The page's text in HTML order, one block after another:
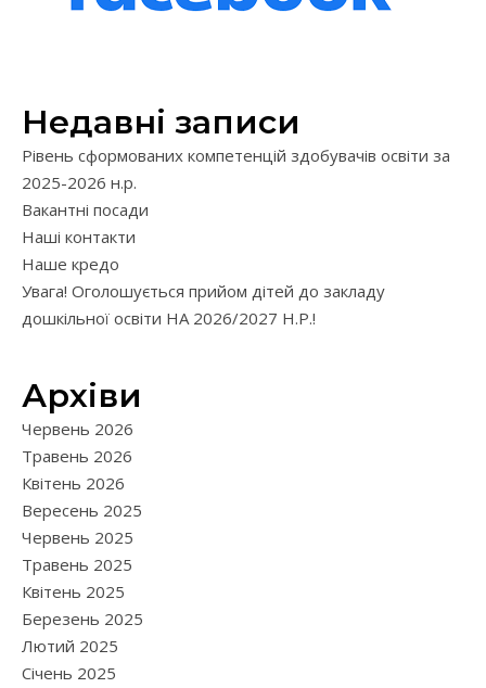
Недавні записи
Рівень сформованих компетенцій здобувачів освіти за
2025-2026 н.р.
Вакантні посади
Наші контакти
Наше кредо
Увага! Оголошується прийом дітей до закладу
дошкільної освіти НА 2026/2027 Н.Р.!
Архіви
Червень 2026
Травень 2026
Квітень 2026
Вересень 2025
Червень 2025
Травень 2025
Квітень 2025
Березень 2025
Лютий 2025
Січень 2025